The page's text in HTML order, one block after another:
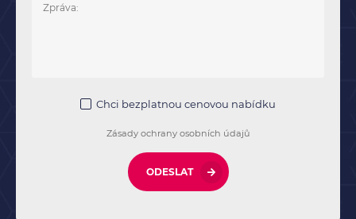
Chci bezplatnou cenovou nabídku
Zásady ochrany osobních údajů
ODESLAT